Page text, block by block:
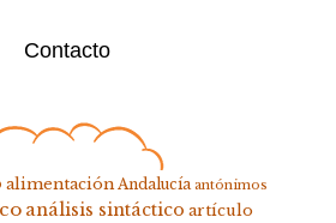
Contacto
alimentación Andalucía antónimos
análisis sintáctico artículo